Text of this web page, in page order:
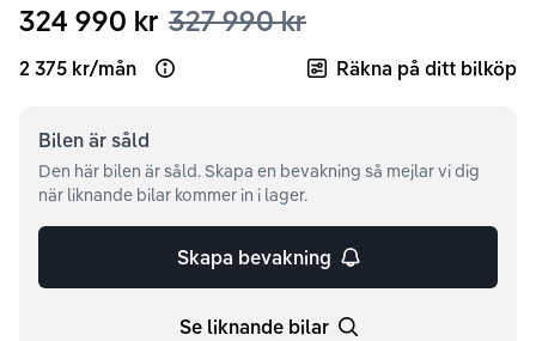
324 990 kr 327 990 kr
2 375 kr/mån Open loan example Räkna på ditt bilköp
Bilen är såld
Den här bilen är såld. Skapa en bevakning så mejlar vi dig
när liknande bilar kommer in i lager.
Skapa bevakning
Se liknande bilar